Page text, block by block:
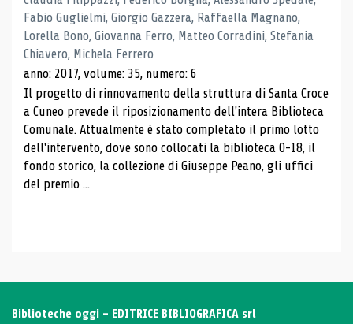
Fabio Guglielmi, Giorgio Gazzera, Raffaella Magnano,
Lorella Bono, Giovanna Ferro, Matteo Corradini, Stefania
Chiavero, Michela Ferrero
anno: 2017, volume: 35, numero: 6
Il progetto di rinnovamento della struttura di Santa Croce
a Cuneo prevede il riposizionamento dell'intera Biblioteca
Comunale. Attualmente è stato completato il primo lotto
dell'intervento, dove sono collocati la biblioteca 0-18, il
fondo storico, la collezione di Giuseppe Peano, gli uffici
del premio ...
Biblioteche oggi - EDITRICE BIBLIOGRAFICA srl